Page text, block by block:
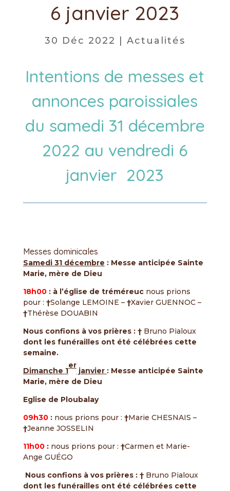
6 janvier 2023
30 Déc 2022 Actualités
Intentions de messes et
annonces paroissiales
du samedi 31 décembre
2022 au vendredi 6
janvier 2023
Messes dominicales
Samedi 31 décembre : Messe anticipée Sainte
Marie, mère de Dieu
18h00: à l’église de tréméreucnous prions
pour : †Solange LEMOINE – †Xavier GUENNOC –
†Thérèse DOUABIN
Nous confions à vos prières :†Bruno Pialoux
dont les funérailles ont été célébrées cette
semaine.
Dimanche 1
er
janvier : Messe anticipée Sainte
Marie, mère de Dieu
Eglise de Ploubalay
09h30 : nous prions pour : †Marie CHESNAIS –
†Jeanne JOSSELIN
11h00 :nous prions pour : †Carmen et Marie-
Ange GUÉGO
Nous confions à vos prières :†Bruno Pialoux
dont les funérailles ont été célébrées cette